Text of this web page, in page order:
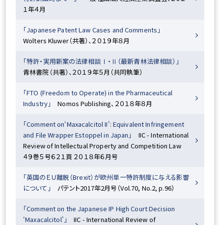
１年４月
「Japanese Patent Law Cases and Comments」
Wolters Kluwer（共著）、２０１９年８月
「特許・実用新案の法律相談Ⅰ・Ⅱ（最新青林法律相談）」
青林書院（共著）、２０１９年５月（共同執筆）
「FTO (Freedom to Operate) in the Pharmaceutical
Industry」Nomos Publishing、２０１８年８月
「Comment on‘Maxacalcitol II': Equivalent Infringement
and File Wrapper Estoppel in Japan」 IIC - International
Review of Intellectual Property and Competition Law
４９巻５号６２１頁 ２０１８年６月号
「英国のＥＵ離脱（Brexit）が欧州単一特許制度に与える影響
について」 パテント2017年2月号（Vol.70, No.2, p.96）
「Comment on the Japanese IP High Court Decision
‘Maxacalcitol'」IIC - International Review of